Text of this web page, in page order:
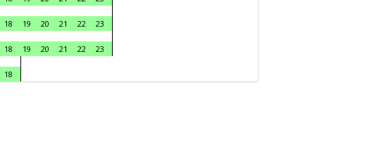
18 19 20 21 22
23
18 19 20 21 22
23
18